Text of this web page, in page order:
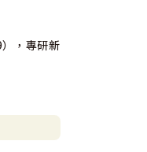
，專研新